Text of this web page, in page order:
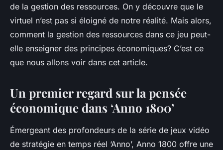
Guillaume•11 mars 2024•6 min de lecture
de la gestion des ressources. On y découvre que le
virtuel n’est pas si éloigné de notre réalité. Mais alors,
comment la gestion des ressources dans ce jeu peut-
elle enseigner des principes économiques? C’est ce
que nous allons voir dans cet article.
Un premier regard sur la pensée
économique dans ‘Anno 1800’
Émergeant des profondeurs de la série de jeux vidéo
de stratégie en temps réel ‘Anno’, Anno 1800 offre une